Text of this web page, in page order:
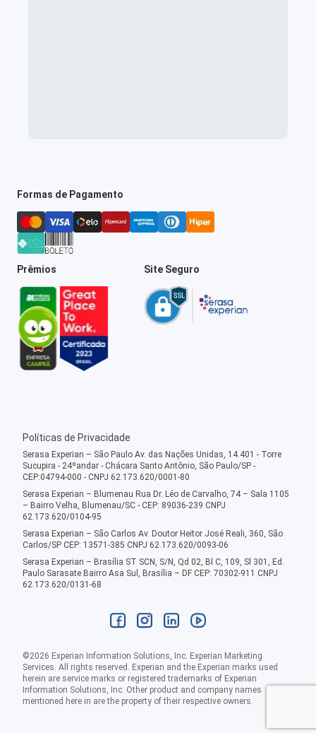
Formas de Pagamento
Prêmios Site Seguro
Políticas de Privacidade
Serasa Experian – São Paulo Av. das Nações Unidas, 14.401 - Torre
Sucupira - 24ºandar - Chácara Santo Antônio, São Paulo/SP -
CEP:04794-000 - CNPJ 62.173.620/0001-80
Serasa Experian – Blumenau Rua Dr. Léo de Carvalho, 74 – Sala 1105
– Bairro Velha, Blumenau/SC - CEP: 89036-239 CNPJ
62.173.620/0104-95
Serasa Experian – São Carlos Av. Doutor Heitor José Reali, 360, São
Carlos/SP CEP: 13571-385 CNPJ 62.173.620/0093-06
Serasa Experian – Brasília ST SCN, S/N, Qd 02, Bl C, 109, Sl 301, Ed.
Paulo Sarasate Bairro Asa Sul, Brasília – DF CEP: 70302-911 CNPJ
62.173.620/0131-68
©2026 Experian Information Solutions, Inc. Experian Marketing
Services. All rights reserved. Experian and the Experian marks used
herein are service marks or registered trademarks of Experian
Information Solutions, Inc. Other product and company names
mentioned here in are the property of their respective owners.